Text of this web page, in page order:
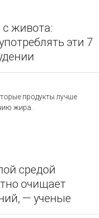
живота:
эти 7
продукты лучше
жира.
средой
очищает
— ученые